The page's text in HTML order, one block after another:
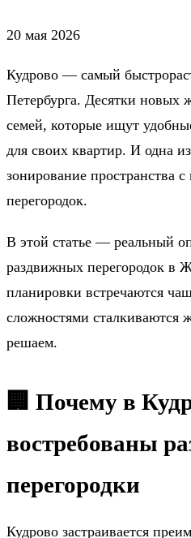
20 мая 2026
Кудрово — самый
Петербурга. Десятки новых
семей, которые ищут
для своих квартир. И одна
зонирование пространства
перегородок.
В этой статье — реальный
раздвижных перегородок в
планировки встречаются
сложностями
решаем.
🏢 Почему в
востребованы
перегородки
Кудрово застраивается